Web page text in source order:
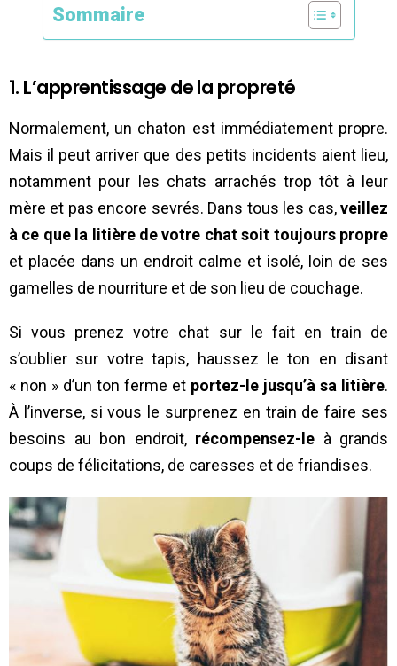
Sommaire
1. L’apprentissage de la propreté
Normalement, un chaton est immédiatement propre.
Mais il peut arriver que des petits incidents aient lieu,
notamment pour les chats arrachés trop tôt à leur
mère et pas encore sevrés. Dans tous les cas,veillez
à ce que la litière de votre chat soit toujours propre
et placée dans un endroit calme et isolé, loin de ses
gamelles de nourriture et de son lieu de couchage.
Si vous prenez votre chat sur le fait en train de
s’oublier sur votre tapis, haussez le ton en disant
« non » d’un ton ferme et portez-le jusqu’à sa litière.
À l’inverse, si vous le surprenez en train de faire ses
besoins au bon endroit, récompensez-le à grands
coups de félicitations, de caresses et de friandises.